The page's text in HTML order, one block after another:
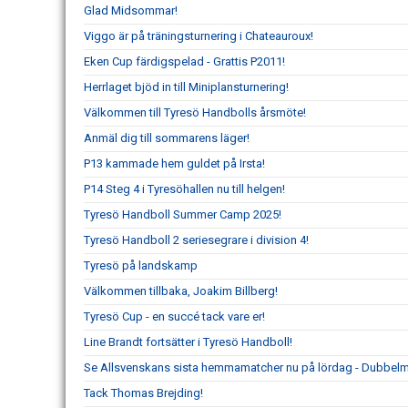
Glad Midsommar!
Viggo är på träningsturnering i Chateauroux!
Eken Cup färdigspelad - Grattis P2011!
Herrlaget bjöd in till Miniplansturnering!
Välkommen till Tyresö Handbolls årsmöte!
Anmäl dig till sommarens läger!
P13 kammade hem guldet på Irsta!
P14 Steg 4 i Tyresöhallen nu till helgen!
Tyresö Handboll Summer Camp 2025!
Tyresö Handboll 2 seriesegrare i division 4!
Tyresö på landskamp
Välkommen tillbaka, Joakim Billberg!
Tyresö Cup - en succé tack vare er!
Line Brandt fortsätter i Tyresö Handboll!
Se Allsvenskans sista hemmamatcher nu på lördag -
Tack Thomas Brejding!